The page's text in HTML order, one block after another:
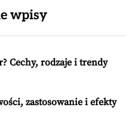
wpisy
Cechy, rodzaje i trendy
zastosowanie i efekty